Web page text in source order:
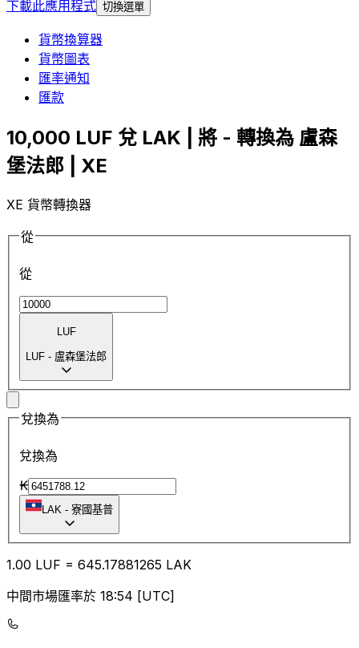
下載此應用程式 切換選單
貨幣換算器
貨幣圖表
匯率通知
匯款
10,000 LUF 兌 LAK | 將 - 轉換為 盧森
堡法郎 | XE
XE 貨幣轉換器
從
從
LUF
LUF - 盧森堡法郎
兌換為
兌換為
₭
LAK - 寮國基普
1.00 LUF = 645.17881265 LAK
中間市場匯率於 18:54 [UTC]